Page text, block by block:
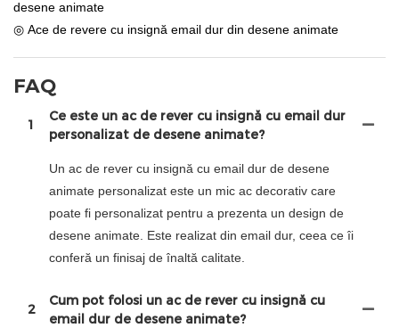
desene animate
◎ Ace de revere cu insignă email dur din desene animate
FAQ
1
Ce este un ac de rever cu insignă cu email dur
personalizat de desene animate?
Un ac de rever cu insignă cu email dur de desene
animate personalizat este un mic ac decorativ care
poate fi personalizat pentru a prezenta un design de
desene animate. Este realizat din email dur, ceea ce îi
conferă un finisaj de înaltă calitate.
2
Cum pot folosi un ac de rever cu insignă cu
email dur de desene animate?